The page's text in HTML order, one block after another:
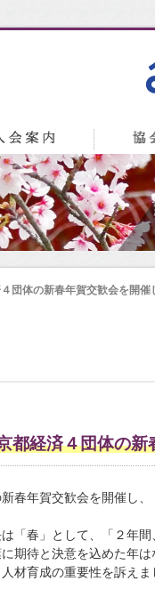
団体の新春年賀交歓会を開催
都経済４団体の
春年賀交歓会を開催し
「春」として、「２年間
期待と決意を込めた年
材育成の重要性を訴えま